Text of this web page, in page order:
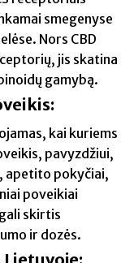
smegenyse
Nors CBD
jis skatina
gamybą.
kai kuriems
pavyzdžiui,
apetito pokyčiai,
poveikiai
skirtis
ir dozės.